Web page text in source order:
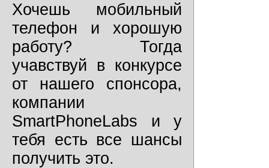
Хочешь мобильный
телефон и хорошую
работу? Тогда
учавствуй в конкурсе
от нашего спонсора,
компании
SmartPhoneLabs и у
тебя есть все шансы
получить это.